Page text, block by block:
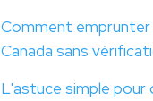
Comment emprunter
Canada sans
L'astuce simple pour